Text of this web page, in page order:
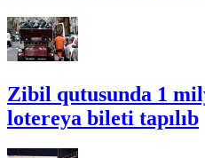
Zibil qutusunda 1
lotereya bileti tapılıb